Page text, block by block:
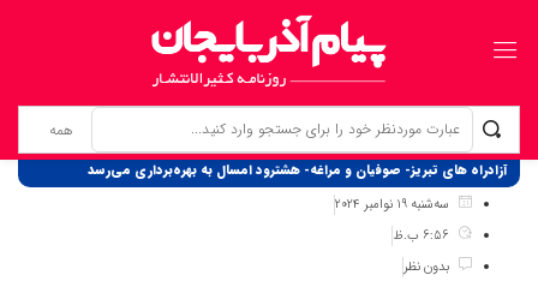
برگ نخست
نوشته‌ها
آزادراه های تبریز- صوفیان و مراغه- هشترود امسال به بهره‌برداری می‌رسد
سه‌شنبه 19 نوامبر 2024
6:56 ب.ظ
بدون نظر